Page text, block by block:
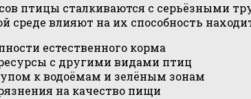
птицы сталкиваются с серьёзными
среде влияют на их способность
естественного корма
с другими видами птиц
к водоёмам и зелёным зонам
на качество пищи